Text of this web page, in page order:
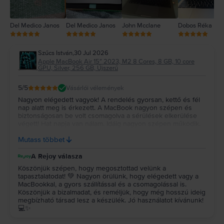
Del Medico Janos Del Medico Janos John Mcclane Dobos Réka
Szűcs István,30 Jul 2026
Apple MacBook Air 15″ 2023, M2 8 Cores, 8 GB, 10 core
GPU, Silver, 256 GB, Újszerű
5/5 Vásárlói vélemények
Nagyon elégedett vagyok! A rendelés gyorsan, kettő és fél
nap alatt meg is érkezett. A MacBook nagyon szépen és
biztonságosan be volt csomagolva a sérülések elkerülése
Remélem még nagyon sokáig jól fog működni! Köszönöm!!!
Mutass többet
A Rejoy válasza
Köszönjük szépen, hogy megosztottad velünk a
tapasztalatodat! 💚 Nagyon örülünk, hogy elégedett vagy a
MacBookkal, a gyors szállítással és a csomagolással is.
Köszönjük a bizalmadat, és reméljük, hogy még hosszú ideig
megbízható társad lesz a készülék. Jó használatot kívánunk!
💻✨